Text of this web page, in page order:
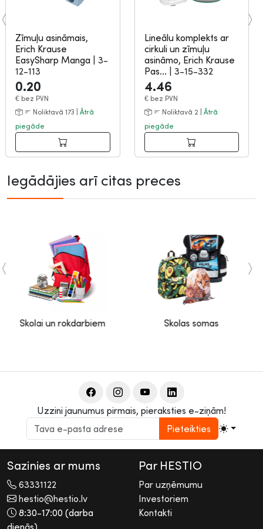
Zīmuļu asināmais,
Erich Krause
EasySharp Manga
|3-
12-113
0.20
€ bez PVN
Noliktavā 173 |Ātrā
piegāde
Lineālu komplekts ar
cirkuli un zīmuļu
asināmo, Erich Krause
Pas...
3-15-332
4.46
€ bez PVN
Noliktavā 2 | Ātrā
piegāde
Iegādājies arī citas preces
Skolai un rokdarbiem Skolas somas
Uzzini jaunumus pirmais, pieraksties e-ziņām!
Pieteikties
Sazinies ar mums
63331122
hestio@hestio.lv
8:30-17:00 (darba
dienās)
Par HESTIO
Par uzņēmumu
Investoriem
Kontakti